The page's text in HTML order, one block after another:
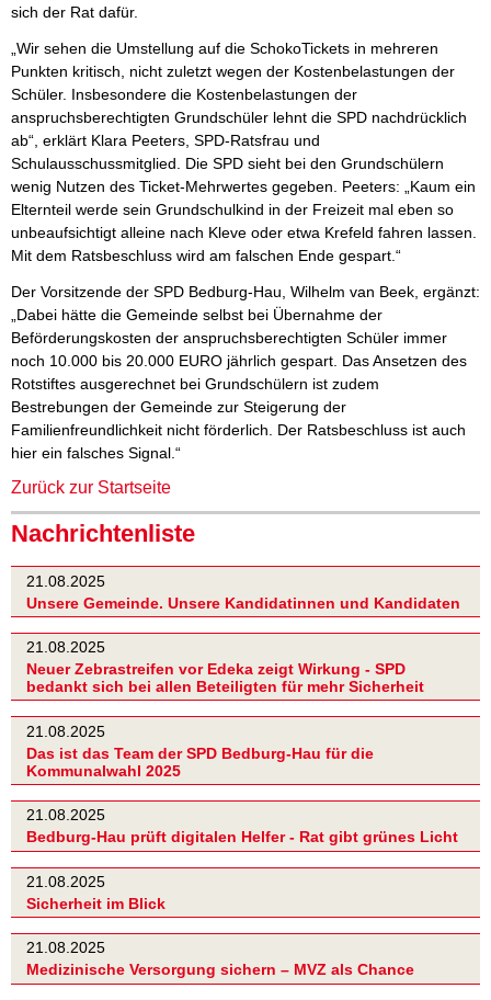
sich der Rat dafür.
„Wir sehen die Umstellung auf die SchokoTickets in mehreren
Punkten kritisch, nicht zuletzt wegen der Kostenbelastungen der
Schüler. Insbesondere die Kostenbelastungen der
anspruchsberechtigten Grundschüler lehnt die SPD nachdrücklich
ab“, erklärt Klara Peeters, SPD-Ratsfrau und
Schulausschussmitglied. Die SPD sieht bei den Grundschülern
wenig Nutzen des Ticket-Mehrwertes gegeben. Peeters: „Kaum ein
Elternteil werde sein Grundschulkind in der Freizeit mal eben so
unbeaufsichtigt alleine nach Kleve oder etwa Krefeld fahren lassen.
Mit dem Ratsbeschluss wird am falschen Ende gespart.“
Der Vorsitzende der SPD Bedburg-Hau, Wilhelm van Beek, ergänzt:
„Dabei hätte die Gemeinde selbst bei Übernahme der
Beförderungskosten der anspruchsberechtigten Schüler immer
noch 10.000 bis 20.000 EURO jährlich gespart. Das Ansetzen des
Rotstiftes ausgerechnet bei Grundschülern ist zudem
Bestrebungen der Gemeinde zur Steigerung der
Familienfreundlichkeit nicht förderlich. Der Ratsbeschluss ist auch
hier ein falsches Signal.“
Zurück zur Startseite
Nachrichtenliste
21.08.2025
Unsere Gemeinde. Unsere Kandidatinnen und Kandidaten
21.08.2025
Neuer Zebrastreifen vor Edeka zeigt Wirkung - SPD
bedankt sich bei allen Beteiligten für mehr Sicherheit
21.08.2025
Das ist das Team der SPD Bedburg-Hau für die
Kommunalwahl 2025
21.08.2025
Bedburg-Hau prüft digitalen Helfer - Rat gibt grünes Licht
21.08.2025
Sicherheit im Blick
21.08.2025
Medizinische Versorgung sichern – MVZ als Chance